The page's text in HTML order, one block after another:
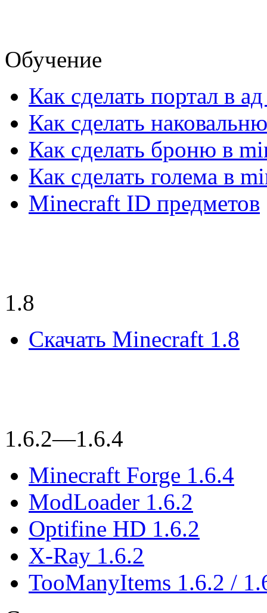
Обучение
Как сделать портал в
Как сделать
Как сделать броню в
Как сделать голема в
Minecraft ID предметов
1.8
Скачать Minecraft 1.8
1.6.2—1.6.4
Minecraft Forge 1.6.4
ModLoader 1.6.2
Optifine HD 1.6.2
X-Ray 1.6.2
TooManyItems 1.6.2 /